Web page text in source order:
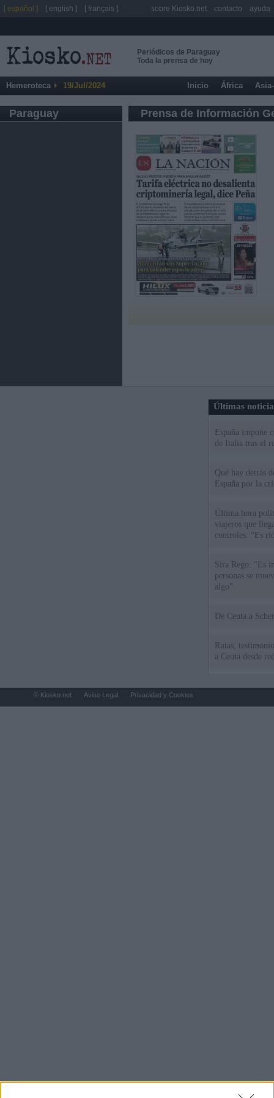
Periódicos de Paraguay
Toda la prensa de hoy
Hemeroteca 19/Jul/2024 Inicio África
Paraguay Prensa de Información
Últimas
España impone
de Italia tras el
Qué hay detrás
España por la
Última hora
viajeros que
controles: “Es
Sira Rego: "Es
personas se
algo"
De
Rutas,
a Ceuta desde
[ español ] [ english ] [ français ] sobre Kiosko.net contacto ayuda
© Kiosko.net Aviso Legal Privacidad y Cookies